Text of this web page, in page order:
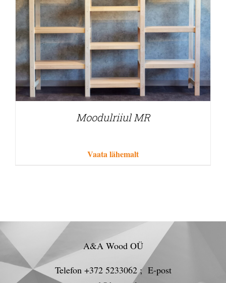
Moodulriiul MR
Vaata lähemalt
A&A Wood OÜ
Telefon +372 5233062 ; E-post